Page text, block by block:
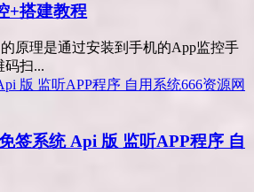
+搭建教程
的原理是通过安装到手机的App监控手
码扫...
签系统 Api 版 监听APP程序 自